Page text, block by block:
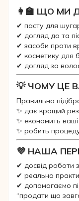
👩‍🏫 ЩО МИ
✔ пасту для
✔ догляд до та
✔ засоби проти
✔ косметику для
✔ догляд за
💡 ЧОМУ ЦЕ
Правильно
✨ дає кращий
✨ економить
✨ робить
💜 НАША
✔ досвід роботи
✔ реальна
✔ допомагаємо
“продати що